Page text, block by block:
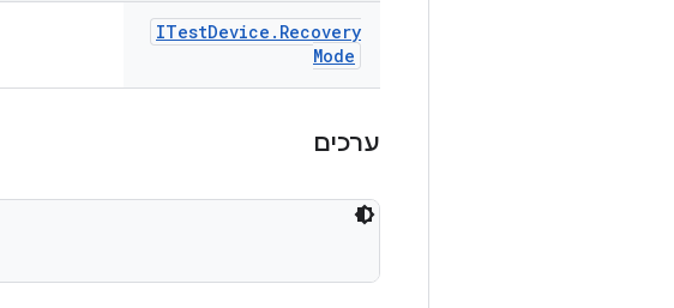
ITestDevice . Recovery
Mode
ערכים